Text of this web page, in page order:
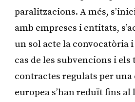
paralitzacions. A més,
amb empreses i entitats,
un sol acte la convocatòria i
cas de les subvencions i
contractes regulats per
europea s’han reduït fins